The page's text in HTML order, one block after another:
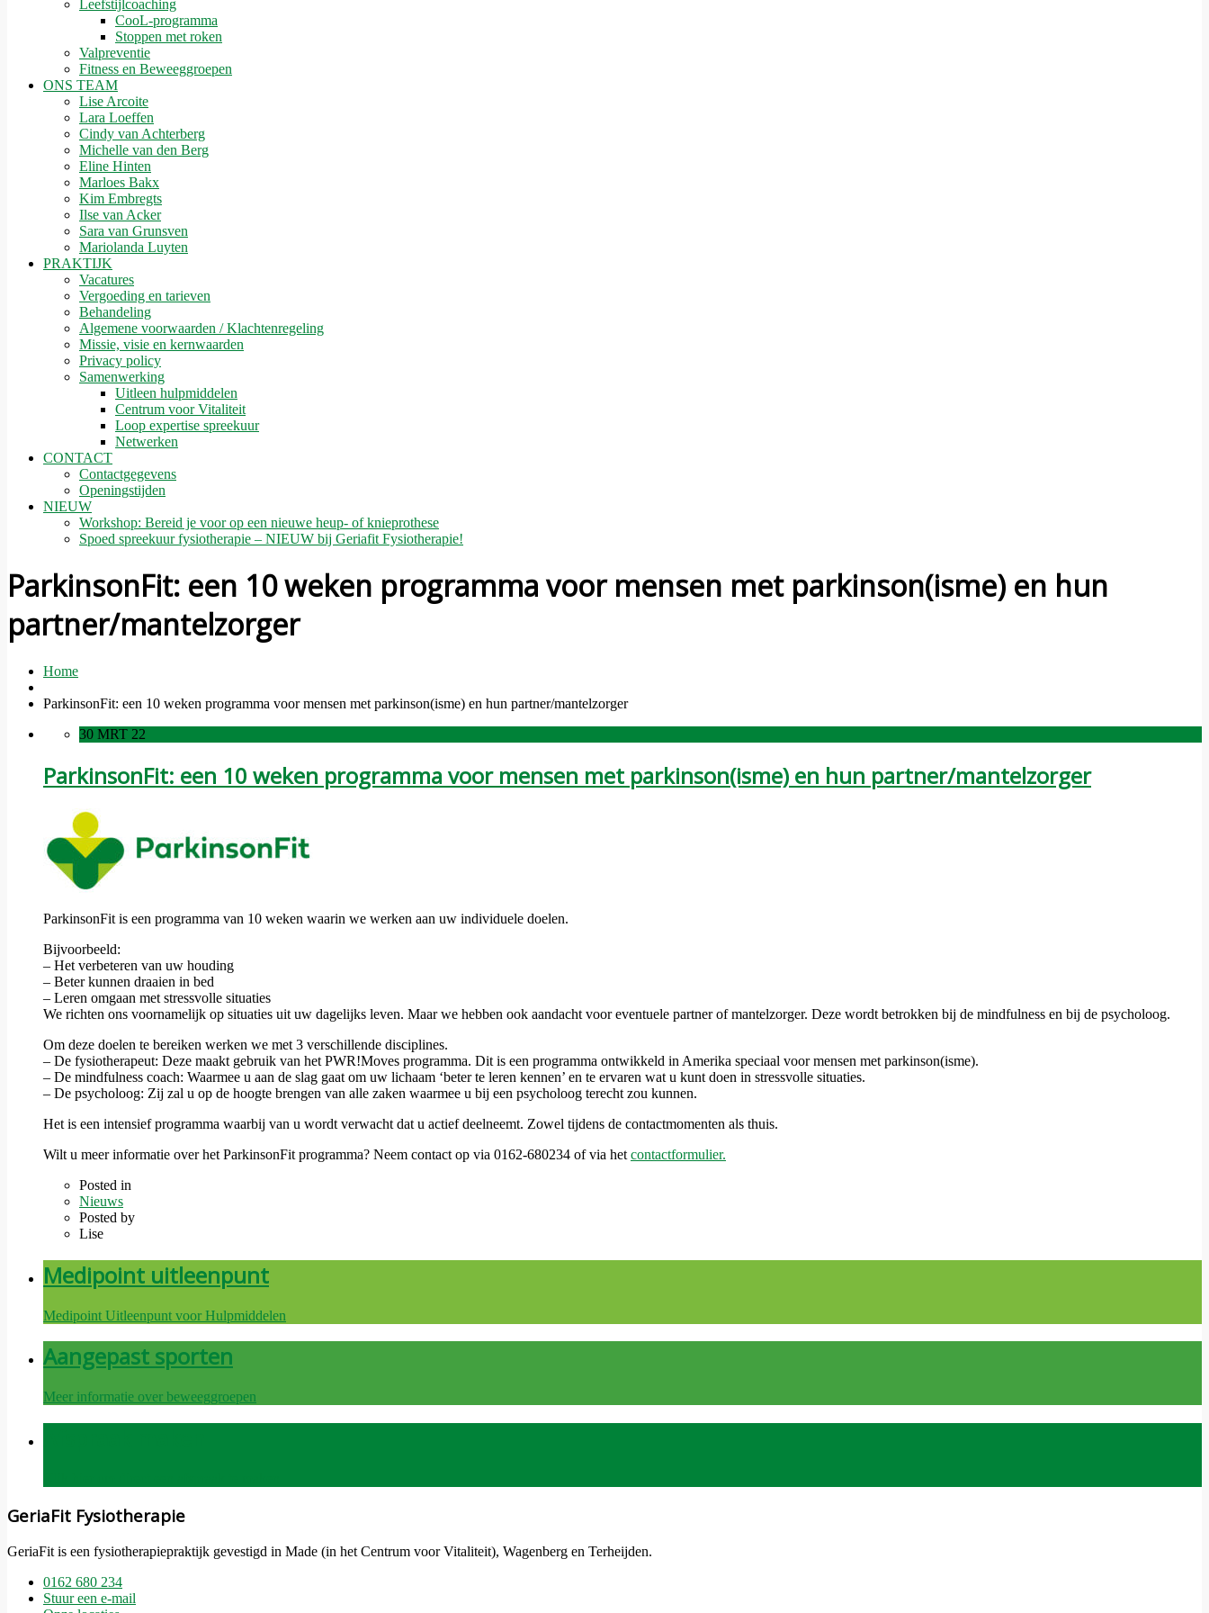
Leefstijlcoaching
CooL-programma
Stoppen met roken
Valpreventie
Fitness en Beweeggroepen
ONS TEAM
Lise Arcoite
Lara Loeffen
Cindy van Achterberg
Michelle van den Berg
Eline Hinten
Marloes Bakx
Kim Embregts
Ilse van Acker
Sara van Grunsven
Mariolanda Luyten
PRAKTIJK
Vacatures
Vergoeding en tarieven
Behandeling
Algemene voorwaarden / Klachtenregeling
Missie, visie en kernwaarden
Privacy policy
Samenwerking
Uitleen hulpmiddelen
Centrum voor Vitaliteit
Loop expertise spreekuur
Netwerken
CONTACT
Contactgegevens
Openingstijden
NIEUW
Workshop: Bereid je voor op een nieuwe heup- of knieprothese
Spoed spreekuur fysiotherapie – NIEUW bij Geriafit Fysiotherapie!
ParkinsonFit: een 10 weken programma voor mensen met parkinson(isme) en hun
partner/mantelzorger
Home
ParkinsonFit: een 10 weken programma voor mensen met parkinson(isme) en hun partner/mantelzorger
30 MRT 22
ParkinsonFit: een 10 weken programma voor mensen met parkinson(isme) en hun partner/mantelzorger
ParkinsonFit is een programma van 10 weken waarin we werken aan uw individuele doelen.
Bijvoorbeeld:
– Het verbeteren van uw houding
– Beter kunnen draaien in bed
– Leren omgaan met stressvolle situaties
We richten ons voornamelijk op situaties uit uw dagelijks leven. Maar we hebben ook aandacht voor eventuele partner of mantelzorger. Deze wordt betrokken bij de mindfulness en bij de psycholoog.
Om deze doelen te bereiken werken we met 3 verschillende disciplines.
– De fysiotherapeut: Deze maakt gebruik van het PWR!Moves programma. Dit is een programma ontwikkeld in Amerika speciaal voor mensen met parkinson(isme).
– De mindfulness coach: Waarmee u aan de slag gaat om uw lichaam ‘beter te leren kennen’ en te ervaren wat u kunt doen in stressvolle situaties.
– De psycholoog: Zij zal u op de hoogte brengen van alle zaken waarmee u bij een psycholoog terecht zou kunnen.
Het is een intensief programma waarbij van u wordt verwacht dat u actief deelneemt. Zowel tijdens de contactmomenten als thuis.
Wilt u meer informatie over het ParkinsonFit programma? Neem contact op via 0162-680234 of via het contactformulier.
Posted in
Nieuws
Posted by
Lise
Medipoint uitleenpunt
Medipoint Uitleenpunt voor Hulpmiddelen
Aangepast sporten
Meer informatie over beweeggroepen
GeriaFit Fysiotherapie
GeriaFit is een fysiotherapiepraktijk gevestigd in Made (in het Centrum voor Vitaliteit), Wagenberg en Terheijden.
0162 680 234
Stuur een e-mail